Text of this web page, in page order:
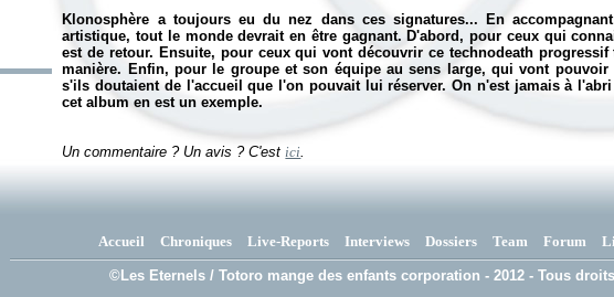
Klonosphère a toujours eu du nez dans ces signatures... En
artistique, tout le monde devrait en être gagnant. D'abord, pour ceux qui
est de retour. Ensuite, pour ceux qui vont découvrir ce technodeath progressif
manière. Enfin, pour le groupe et son équipe au sens large, qui vont
s'ils doutaient de l'accueil que l'on pouvait lui réserver. On n'est jamais à
cet album en est un exemple.
Un commentaire ? Un avis ? C'estici.
Accueil Chroniques Live-Reports Interviews Dossiers Team Forum
©Les Eternels / Totoro mange des enfants corporation - 2012 - Tous